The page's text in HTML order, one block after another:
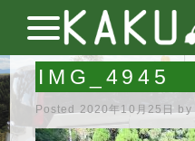
IMG_4945
Posted 2020年10月25日 by